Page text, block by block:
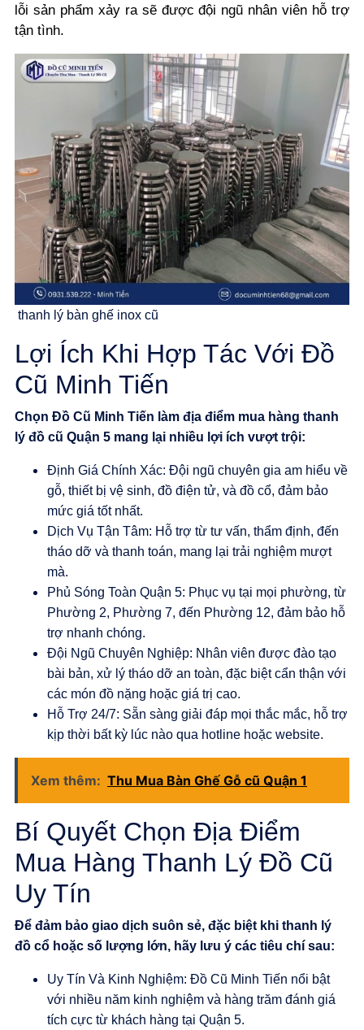
lỗi sản phẩm xảy ra sẽ được đội ngũ nhân viên hỗ trợ
tận tình.
thanh lý bàn ghế inox cũ
Lợi Ích Khi Hợp Tác Với Đồ
Cũ Minh Tiến
Chọn Đồ Cũ Minh Tiến làm địa điểm mua hàng thanh
lý đồ cũ Quận 5 mang lại nhiều lợi ích vượt trội:
Định Giá Chính Xác: Đội ngũ chuyên gia am hiểu về
gỗ, thiết bị vệ sinh, đồ điện tử, và đồ cổ, đảm bảo
mức giá tốt nhất.
Dịch Vụ Tận Tâm: Hỗ trợ từ tư vấn, thẩm định, đến
tháo dỡ và thanh toán, mang lại trải nghiệm mượt
mà.
Phủ Sóng Toàn Quận 5: Phục vụ tại mọi phường, từ
Phường 2, Phường 7, đến Phường 12, đảm bảo hỗ
trợ nhanh chóng.
Đội Ngũ Chuyên Nghiệp: Nhân viên được đào tạo
bài bản, xử lý tháo dỡ an toàn, đặc biệt cẩn thận với
các món đồ nặng hoặc giá trị cao.
Hỗ Trợ 24/7: Sẵn sàng giải đáp mọi thắc mắc, hỗ trợ
kịp thời bất kỳ lúc nào qua hotline hoặc website.
Xem thêm: Thu Mua Bàn Ghế Gỗ cũ Quận 1
Bí Quyết Chọn Địa Điểm
Mua Hàng Thanh Lý Đồ Cũ
Uy Tín
Để đảm bảo giao dịch suôn sẻ, đặc biệt khi thanh lý
đồ cổ hoặc số lượng lớn, hãy lưu ý các tiêu chí sau:
Uy Tín Và Kinh Nghiệm: Đồ Cũ Minh Tiến nổi bật
với nhiều năm kinh nghiệm và hàng trăm đánh giá
tích cực từ khách hàng tại Quận 5.